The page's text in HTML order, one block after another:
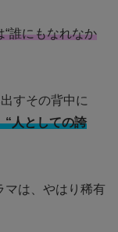
誰にもなれなか
すその背中に
“人としての誇
マは、やはり稀有